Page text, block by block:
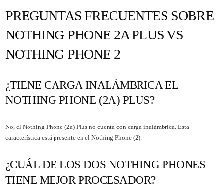
PREGUNTAS FRECUENTES SOBRE
NOTHING PHONE 2A PLUS VS
NOTHING PHONE 2
¿TIENE CARGA INALÁMBRICA EL
NOTHING PHONE (2A) PLUS?
No, el Nothing Phone (2a) Plus no cuenta con carga inalámbrica. Esta
característica está presente en el Nothing Phone (2).
¿CUÁL DE LOS DOS NOTHING PHONES
TIENE MEJOR PROCESADOR?